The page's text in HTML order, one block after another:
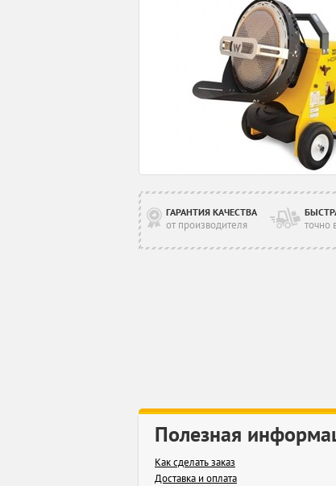
ГАРАНТИЯ КАЧЕСТВА
от производителя точно
Полезная
Как сделать заказ
Доставка и оплата